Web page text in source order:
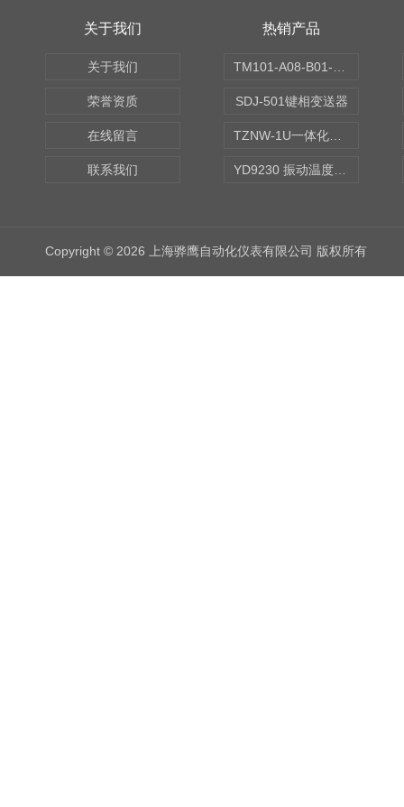
关于我们
关于我们
荣誉资质
在线留言
联系我们
热销产品
SDJ-501键相变送器
Copyright © 2026 上海骅鹰自动化仪表有限公司 版权所有